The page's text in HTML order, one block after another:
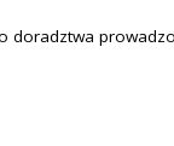
doradztwa